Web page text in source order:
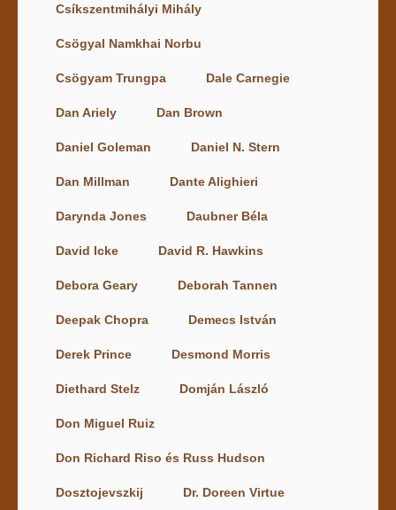
Csíkszentmihályi Mihály
Csögyal Namkhai Norbu
Csögyam Trungpa Dale Carnegie
Dan Ariely Dan Brown
Daniel Goleman Daniel N. Stern
Dan Millman Dante Alighieri
Darynda Jones Daubner Béla
David Icke David R. Hawkins
Debora Geary Deborah Tannen
Deepak Chopra Demecs István
Derek Prince Desmond Morris
Diethard Stelz Domján László
Don Miguel Ruiz
Don Richard Riso és Russ Hudson
Dosztojevszkij Dr. Doreen Virtue